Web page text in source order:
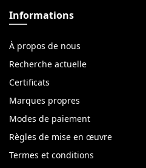
Informations
À propos de nous
Recherche actuelle
Certificats
Marques propres
Modes de paiement
Règles de mise en œuvre
Termes et conditions